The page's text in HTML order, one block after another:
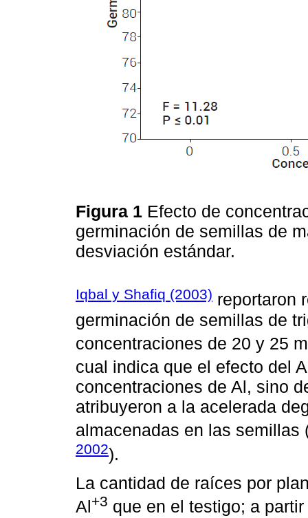
Figura 1 Efecto de
germinación de semillas de
desviación estándar.
Iqbal y Shafiq (2003) reportaron
germinación de semillas de
concentraciones de 20 y 25
cual indica que el efecto del
concentraciones de Al, sino
atribuyeron a la acelerada
almacenadas en las semillas
2002).
La cantidad de raíces por
Al+3 que en el testigo; a